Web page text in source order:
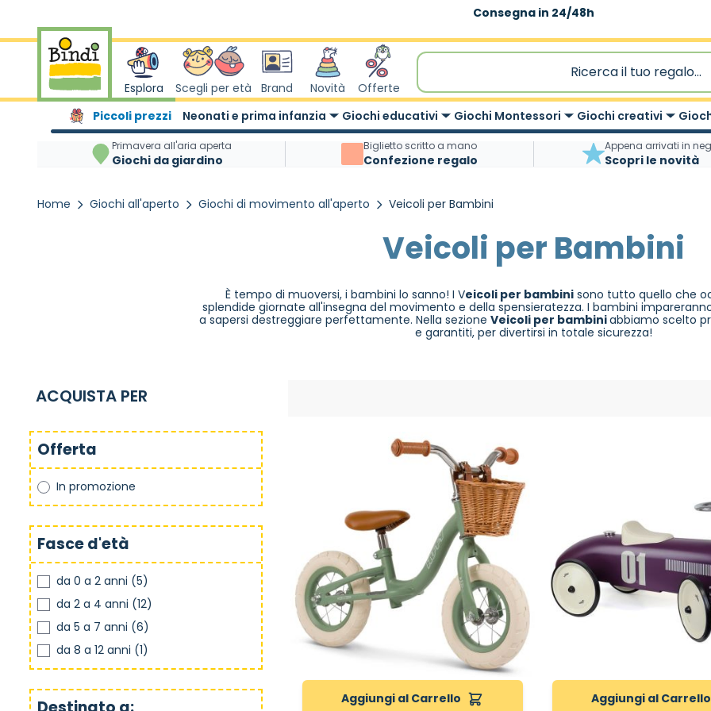
Consegna in 24/48hSpedizione gratuita|sopra 59,90€
Salta al contenuto
Esplora
Piccoli prezzi
Neonati e prima infanzia Giochi educativi Giochi Montessori Giochi creativi
Scegli per età Brand Novità Offerte
Primavera all'aria aperta
Giochi da giardino
Biglietto scritto a mano
Confezione regalo
Appena arrivati in
Scopri le novità
Home Giochi all'aperto Giochi di movimento all'aperto Veicoli per Bambini
Veicoli per Bambini
È tempo di muoversi, i bambini lo sanno! I Veicoli per bambini sono tutto quello che
splendide giornate all'insegna del movimento e della spensieratezza. I bambini
a sapersi destreggiare perfettamente. Nella sezione Veicoli per bambiniabbiamo scelto
e garantiti, per divertirsi in totale sicurezza!
ACQUISTA PER
Offerta
In promozione
Fasce d'età
da 0 a 2 anni (5)
da 2 a 4 anni (12)
da 5 a 7 anni (6)
da 8 a 12 anni (1)
Aggiungi al Carrello Aggiungi al Carrello